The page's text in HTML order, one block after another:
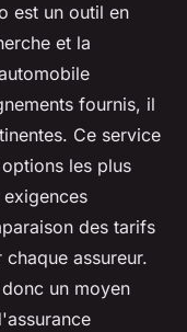
est un outil en
et la
fournis, il
Ce service
les plus
des tarifs
assureur.
un moyen